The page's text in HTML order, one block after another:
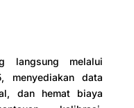
langsung melalui
menyediakan data
dan hemat biaya